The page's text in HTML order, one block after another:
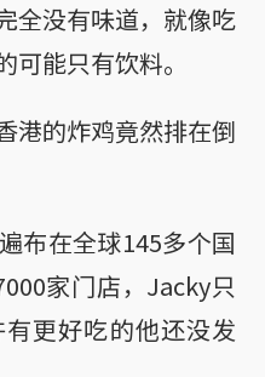
全没有味道，就像吃
能只有饮料。
港的炸鸡竟然排在倒
布在全球145多个国
家门店，Jacky只
更好吃的他还没发